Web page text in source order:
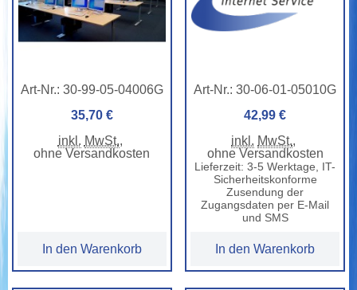
Art-Nr.: 30-99-05-04006G
35,70 €
inkl. MwSt.,
ohne Versandkosten
In den Warenkorb
Art-Nr.:30-06-01-05010G
42,99 €
inkl. MwSt.,
ohne Versandkosten
Lieferzeit: 3-5 Werktage, IT-
Sicherheitskonforme
Zusendung der
Zugangsdaten per E-Mail
und SMS
In den Warenkorb